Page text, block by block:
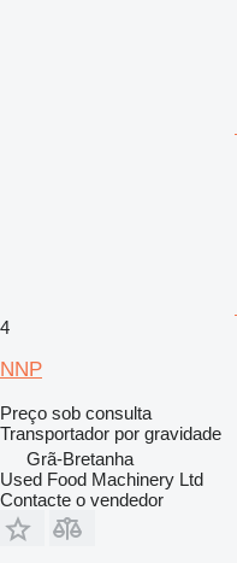
4
NNP
Preço sob consulta
Transportador por gravidade
Grã-Bretanha
Used Food Machinery Ltd
Contacte o vendedor